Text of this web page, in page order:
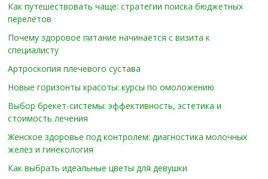
Как путешествовать чаще: стратегии поиска бюджетных
перелётов
Почему здоровое питание начинается с визита к
специалисту
Артроскопия плечевого сустава
Новые горизонты красоты: курсы по омоложению
Выбор брекет-системы: эффективность, эстетика и
стоимость лечения
Женское здоровье под контролем: диагностика молочных
желез и гинекология
Как выбрать идеальные цветы для девушки